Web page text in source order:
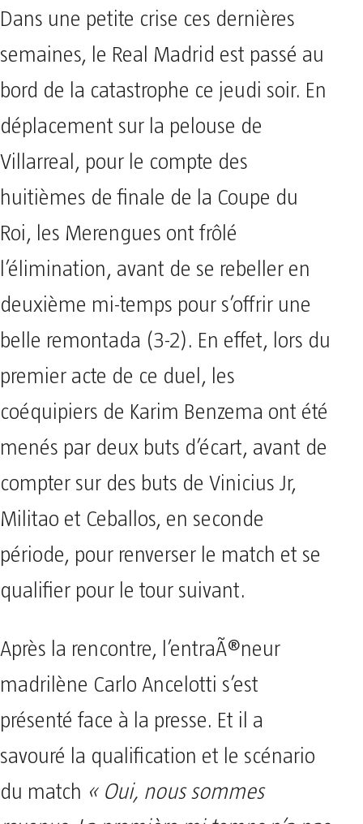
Dans une petite crise ces dernières
semaines, le Real Madrid est passé au
bord de la catastrophe ce jeudi soir. En
déplacement sur la pelouse de
Villarreal, pour le compte des
huitièmes de finale de la Coupe du
Roi, les Merengues ont frôlé
l’élimination, avant de se rebeller en
deuxième mi-temps pour s’offrir une
belle remontada (3-2). En effet, lors du
premier acte de ce duel, les
coéquipiers de Karim Benzema ont été
menés par deux buts d’écart, avant de
compter sur des buts de Vinicius Jr,
Militao et Ceballos, en seconde
période, pour renverser le match et se
qualifier pour le tour suivant.
Après la rencontre, l’entraÃ®neur
madrilène Carlo Ancelotti s’est
présenté face à la presse. Et il a
savouré la qualification et le scénario
du match « Oui, nous sommes